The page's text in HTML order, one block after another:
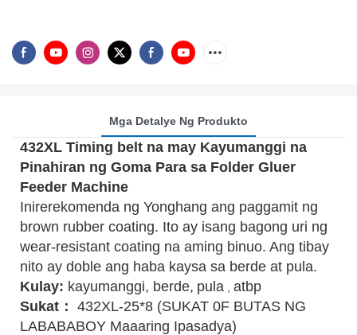
Mga Detalye Ng Produkto
432XL Timing belt na may Kayumanggi na
Pinahiran ng Goma Para sa Folder Gluer
Feeder Machine
Inirerekomenda ng Yonghang ang paggamit ng
brown rubber coating. Ito ay isang bagong uri ng
wear-resistant coating na aming binuo. Ang tibay
nito ay doble ang haba kaysa sa berde at pula.
Kulay: kayumanggi, berde, pula
atbp
Sukat： 432XL-25*8 (SUKAT 0F BUTAS NG
LABABABOY Maaaring Ipasadya)